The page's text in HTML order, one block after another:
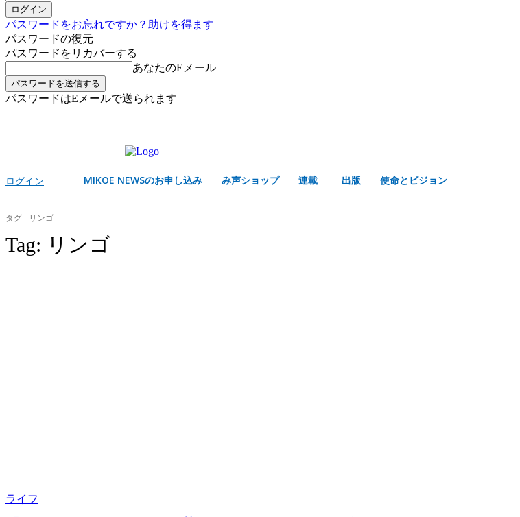
パスワードをお忘れですか？助けを得ます
パスワードの復元
パスワードをリカバーする
あなたのEメール
パスワードはEメールで送られます
ログイン MIKOE NEWSのお申し込み み声ショップ 連載 出版 使命とビジョン
タグ リンゴ
Tag: リンゴ
ライフ